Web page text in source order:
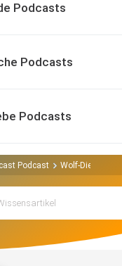
Podcasts
Podcasts
Podcasts
Podcast Wolf-Dietrich